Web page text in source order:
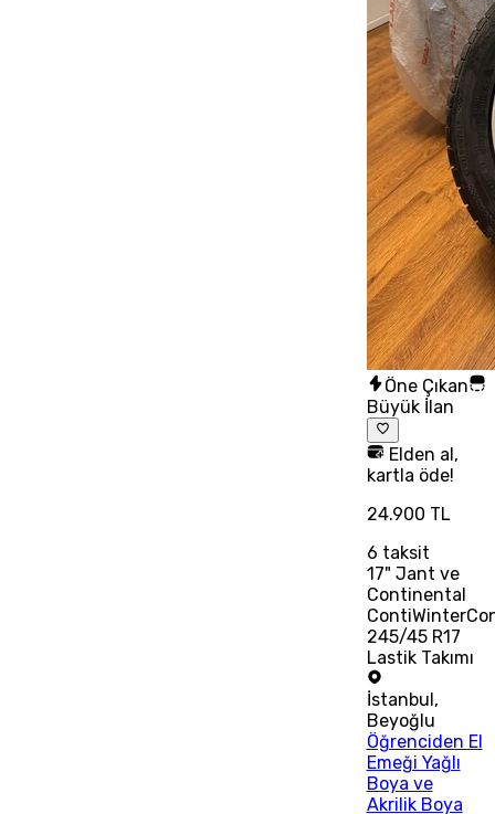
Öne Çıkan
Büyük İlan
Elden al,
kartla öde!
24.900 TL
6 taksit
17" Jant ve
Continental
245/45 R17
Lastik Takımı
İstanbul,
Beyoğlu
Öğrenciden El
Emeği Yağlı
Boya ve
Akrilik Boya